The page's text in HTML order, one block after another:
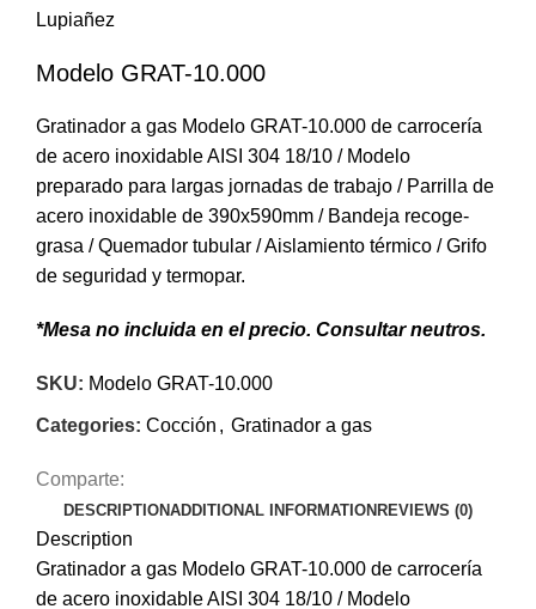
Modelo GRAT-10.000
Gratinador a gas Modelo GRAT-10.000 de carrocería
de acero inoxidable AISI 304 18/10 / Modelo
preparado para largas jornadas de trabajo / Parrilla de
acero inoxidable de 390x590mm / Bandeja recoge-
grasa / Quemador tubular / Aislamiento térmico / Grifo
de seguridad y termopar.
*Mesa no incluida en el precio. Consultar neutros.
SKU: Modelo GRAT-10.000
Categories: Cocción , Gratinador a gas
Comparte:
DESCRIPTIONADDITIONAL INFORMATION REVIEWS (0)
Description
Gratinador a gas Modelo GRAT-10.000 de carrocería
de acero inoxidable AISI 304 18/10 / Modelo